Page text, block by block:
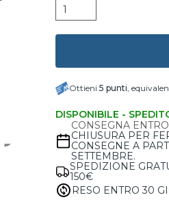
Ottieni 5 punti,
DISPONIBILE -
CONSEGNA
CHIUSURA PER
CONSEGNE A
SETTEMBRE.
SPEDIZIONE
150€
RESO ENTRO 30